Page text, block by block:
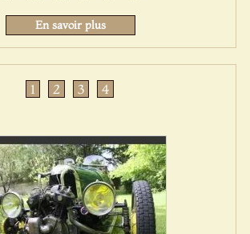
En savoir plus
1 2 3 4